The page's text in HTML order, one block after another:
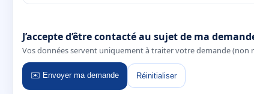
J’accepte d’être contacté au sujet de ma
Vos données servent uniquement à traiter votre demande (non
✉️ Envoyer ma demande Réinitialiser